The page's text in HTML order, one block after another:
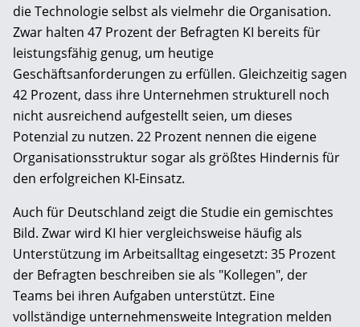
die Technologie selbst als vielmehr die Organisation.
Zwar halten 47 Prozent der Befragten KI bereits für
leistungsfähig genug, um heutige
Geschäftsanforderungen zu erfüllen. Gleichzeitig sagen
42 Prozent, dass ihre Unternehmen strukturell noch
nicht ausreichend aufgestellt seien, um dieses
Potenzial zu nutzen. 22 Prozent nennen die eigene
Organisationsstruktur sogar als größtes Hindernis für
den erfolgreichen KI-Einsatz.
Auch für Deutschland zeigt die Studie ein gemischtes
Bild. Zwar wird KI hier vergleichsweise häufig als
Unterstützung im Arbeitsalltag eingesetzt: 35 Prozent
der Befragten beschreiben sie als "Kollegen", der
Teams bei ihren Aufgaben unterstützt. Eine
vollständige unternehmensweite Integration melden